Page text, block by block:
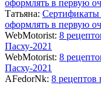
оформлять в первую
Татьяна: Сертификаты
оформлять в первую
WebMotorist: 8
Пасху-2021
WebMotorist: 8
Пасху-2021
AFedorNk: 8 рецептов